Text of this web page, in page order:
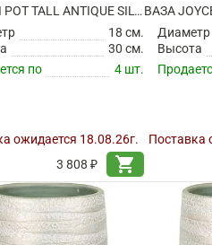
ВАЗА EVI POT TALL ANTIQUE SILVER
18 см.
30 см.
по
4 шт.
ожидается 18.08.26г.
3 808 ₽
shopping_cart
Диаметр
Высота
Поставка